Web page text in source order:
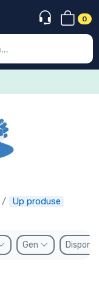
0
Up produse
Gen